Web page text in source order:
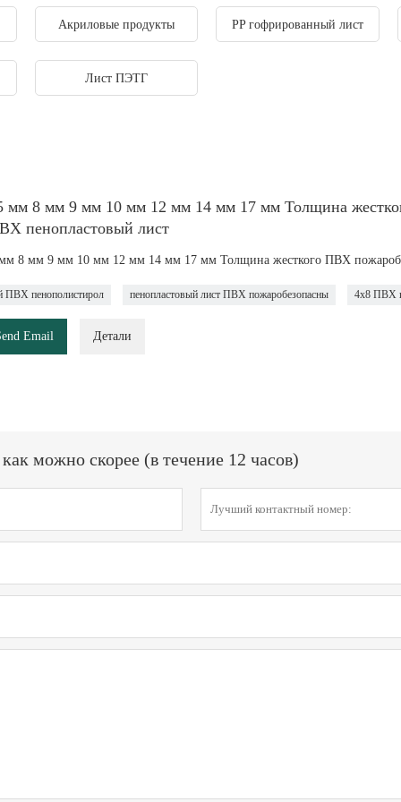
Акриловые продукты PP гофрированный лист
Лист ПЭТГ
мм 8 мм 9 мм 10 мм 12 мм 14 мм 17 мм Толщина
пенопластовый лист
8 мм 9 мм 10 мм 12 мм 14 мм 17 мм Толщина жесткого ПВХ
ПВХ пенополистирол пенопластовый лист ПВХ пожаробезопасны 4x8 ПВХ
Email Детали
можно скорее (в течение 12 часов)